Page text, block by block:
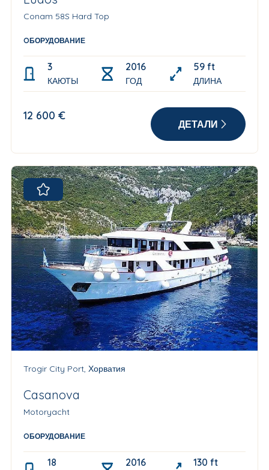
Conam 58S Hard Top
OБОРУДОВАНИЕ
3
КАЮТЫ
2016
ГОД
59 ft
ДЛИНА
12 600 €
ДЕТАЛИ
Trogir City Port, Хорватия
Casanova
Motoryacht
OБОРУДОВАНИЕ
18 2016 130 ft